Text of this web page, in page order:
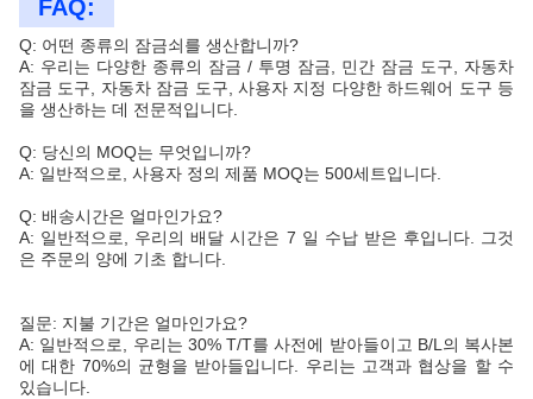
FAQ:
Q: 어떤 종류의 잠금쇠를 생산합니까?
A: 우리는 다양한 종류의 잠금 / 투명 잠금, 민간 잠금 도구, 자동차
잠금 도구, 자동차 잠금 도구, 사용자 지정 다양한 하드웨어 도구 등
을 생산하는 데 전문적입니다.
Q: 당신의 MOQ는 무엇입니까?
A: 일반적으로, 사용자 정의 제품 MOQ는 500세트입니다.
Q: 배송시간은 얼마인가요?
A: 일반적으로, 우리의 배달 시간은 7 일 수납 받은 후입니다. 그것
은 주문의 양에 기초 합니다.
질문: 지불 기간은 얼마인가요?
A: 일반적으로, 우리는 30% T/T를 사전에 받아들이고 B/L의 복사본
에 대한 70%의 균형을 받아들입니다. 우리는 고객과 협상을 할 수
있습니다.